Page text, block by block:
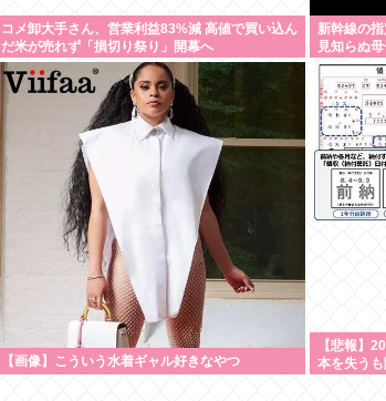
コメ卸大手さん、営業利益83%減 高値で買い込ん
だ米が売れず「損切り祭り」開幕へ
新幹線の
見知らぬ
て無視」
席は、結
しょうか
【画像】こういう水着ギャル好きなやつ
【悲報】
本を失う